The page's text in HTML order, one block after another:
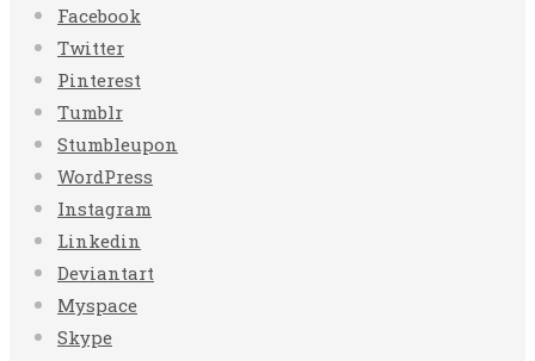
Facebook
Twitter
Pinterest
Tumblr
Stumbleupon
WordPress
Instagram
Linkedin
Deviantart
Myspace
Skype